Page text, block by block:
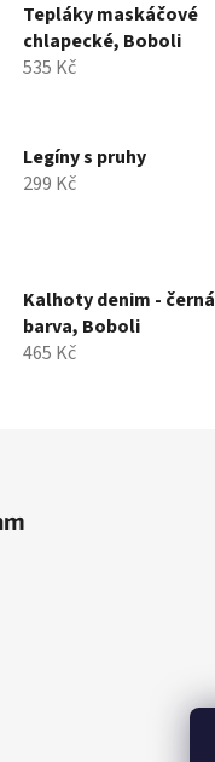
Tepláky maskáčové
chlapecké, Boboli
535 Kč
Legíny s pruhy
299 Kč
Kalhoty denim - černá
barva, Boboli
465 Kč